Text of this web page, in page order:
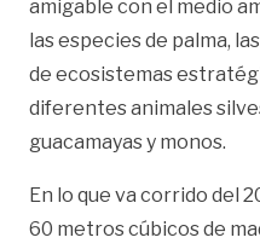
amigable con el medio
las especies de palma,
de ecosistemas
diferentes animales
guacamayas y monos.
En lo que va corrido del
60 metros cúbicos de